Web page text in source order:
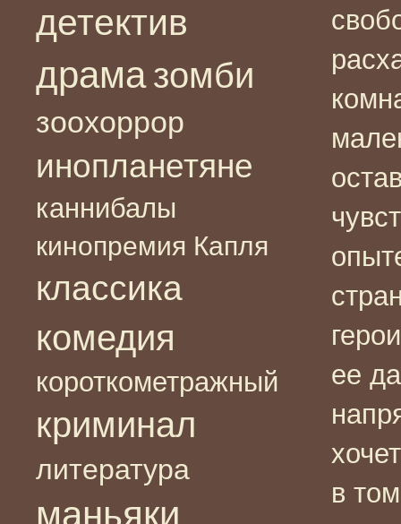
детектив
драма зомби
зоохоррор
инопланетяне
каннибалы
кинопремия Капля
классика
комедия
короткометражный
криминал
литература
маньяки
ее
в